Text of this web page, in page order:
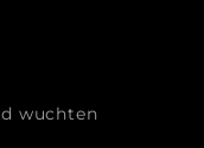
wuchten